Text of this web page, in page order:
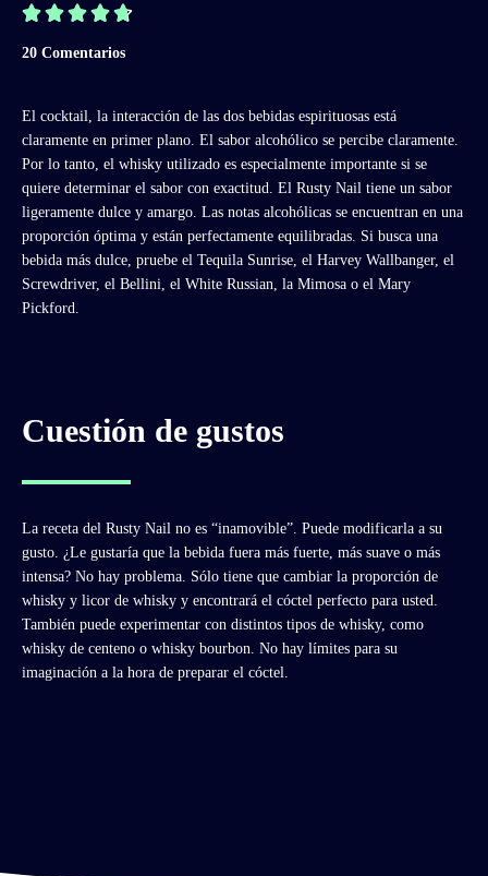

20 Comentarios
El cocktail, la interacción de las dos bebidas espirituosas está
claramente en primer plano. El sabor alcohólico se percibe claramente.
Por lo tanto, el whisky utilizado es especialmente importante si se
quiere determinar el sabor con exactitud. El Rusty Nail tiene un sabor
ligeramente dulce y amargo. Las notas alcohólicas se encuentran en una
proporción óptima y están perfectamente equilibradas. Si busca una
bebida más dulce, pruebe el Tequila Sunrise, el Harvey Wallbanger, el
Screwdriver, el Bellini, el White Russian, la Mimosa o el Mary
Pickford.
Cuestión de gustos
La receta del Rusty Nail no es “inamovible”. Puede modificarla a su
gusto. ¿Le gustaría que la bebida fuera más fuerte, más suave o más
intensa? No hay problema. Sólo tiene que cambiar la proporción de
whisky y licor de whisky y encontrará el cóctel perfecto para usted.
También puede experimentar con distintos tipos de whisky, como
whisky de centeno o whisky bourbon. No hay límites para su
imaginación a la hora de preparar el cóctel.